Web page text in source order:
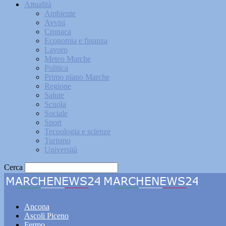
Attualità
Ambiente
Avvisi
Cronaca
Economia e finanza
Lavoro
Meteo Marche
Politica
Primo piano Marche
Regione
Salute
Scuola
Sociale
Sport
Tecnologia e scienze
Turismo
Università
Cerca
Ancona
Ascoli Piceno